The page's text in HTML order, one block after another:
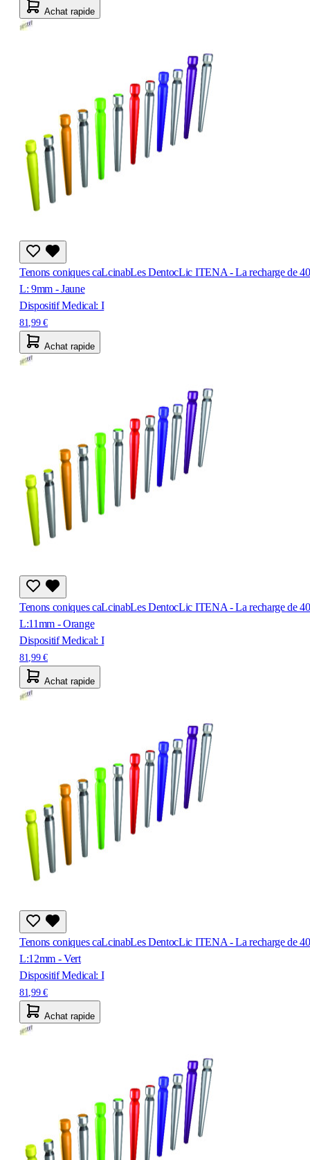
Achat rapide
Tenons coniques caLcinabLes DentocLic ITENA - La recharge de
L: 9mm - Jaune
Dispositif Medical: I
81,99 €
Achat rapide
Tenons coniques caLcinabLes DentocLic ITENA - La recharge de
L:11mm - Orange
Dispositif Medical: I
81,99 €
Achat rapide
Tenons coniques caLcinabLes DentocLic ITENA - La recharge de
L:12mm - Vert
Dispositif Medical: I
81,99 €
Achat rapide